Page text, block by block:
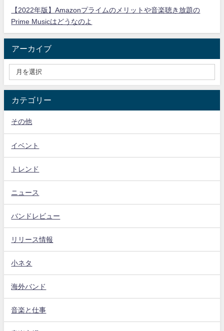
【2022年版】Amazonプライムのメリットや音楽聴き放題の
Prime Musicはどうなのよ
アーカイブ
カテゴリー
その他
イベント
トレンド
ニュース
バンドレビュー
リリース情報
小ネタ
海外バンド
音楽と仕事